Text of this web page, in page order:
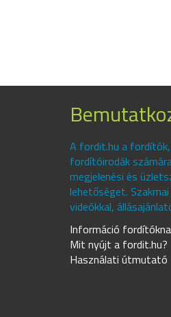
A fordit.hu a
fordítóirodák
megjelenési és
lehetőséget.
videókkal,
Információ
Mit nyújt a fordit.hu?
Használati útmutató